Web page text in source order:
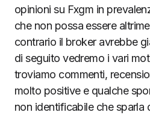
opinioni su Fxgm in
che non possa essere
contrario il broker avrebbe
di seguito vedremo i vari
troviamo commenti,
molto positive e qualche
non identificabile che sparla